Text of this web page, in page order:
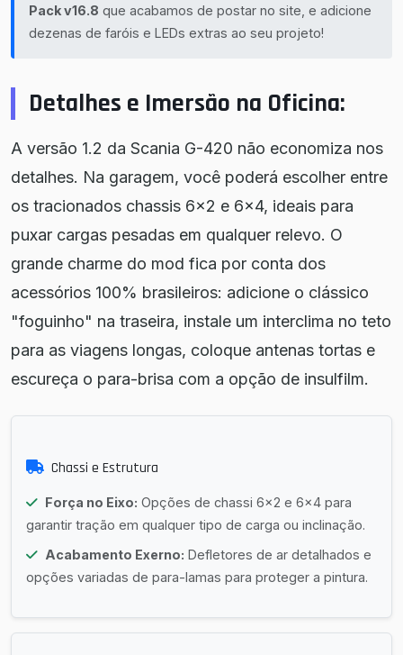
Pack v16.8 que acabamos de postar no site, e adicione
dezenas de faróis e LEDs extras ao seu projeto!
Detalhes e Imersão na Oficina:
A versão 1.2 da Scania G-420 não economiza nos
detalhes. Na garagem, você poderá escolher entre
os tracionados chassis 6x2 e 6x4, ideais para
puxar cargas pesadas em qualquer relevo. O
grande charme do mod fica por conta dos
acessórios 100% brasileiros: adicione o clássico
"foguinho" na traseira, instale um interclima no teto
para as viagens longas, coloque antenas tortas e
escureça o para-brisa com a opção de insulfilm.
Chassi e Estrutura
Força no Eixo: Opções de chassi 6x2 e 6x4 para
garantir tração em qualquer tipo de carga ou inclinação.
Acabamento Exerno: Defletores de ar detalhados e
opções variadas de para-lamas para proteger a pintura.